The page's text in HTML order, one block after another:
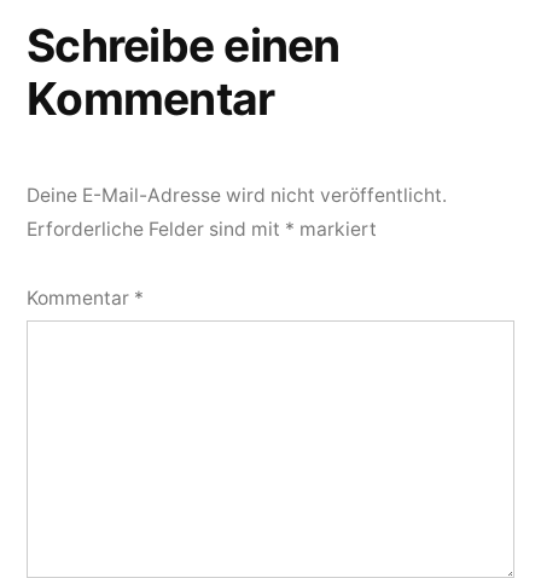
Schreibe einen
Kommentar
Deine E-Mail-Adresse wird nicht veröffentlicht.
Erforderliche Felder sind mit * markiert
Kommentar *